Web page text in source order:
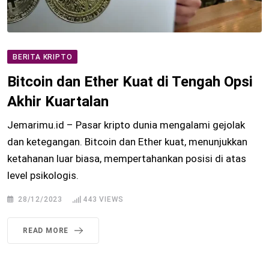
BERITA KRIPTO
Bitcoin dan Ether Kuat di Tengah Opsi
Akhir Kuartalan
Jemarimu.id – Pasar kripto dunia mengalami gejolak
dan ketegangan. Bitcoin dan Ether kuat, menunjukkan
ketahanan luar biasa, mempertahankan posisi di atas
level psikologis.
28/12/2023 443 VIEWS
READ MORE